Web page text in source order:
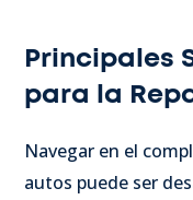
Principales
para la
Navegar en el
autos puede ser